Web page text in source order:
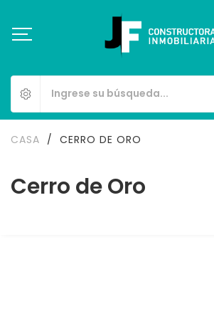
Cerro de Oro
CASA / CERRO DE ORO